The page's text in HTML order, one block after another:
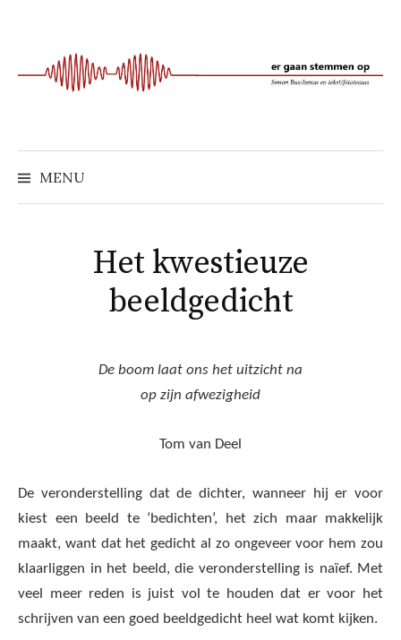
springen
MENU
Het kwestieuze
beeldgedicht
De boom laat ons het uitzicht na
op zijn afwezigheid
Tom van Deel
De veronderstelling dat de dichter, wanneer hij er voor
kiest een beeld te ‘bedichten’, het zich maar makkelijk
maakt, want dat het gedicht al zo ongeveer voor hem zou
klaarliggen in het beeld, die veronderstelling is naïef. Met
veel meer reden is juist vol te houden dat er voor het
schrijven van een goed beeldgedicht heel wat komt kijken.